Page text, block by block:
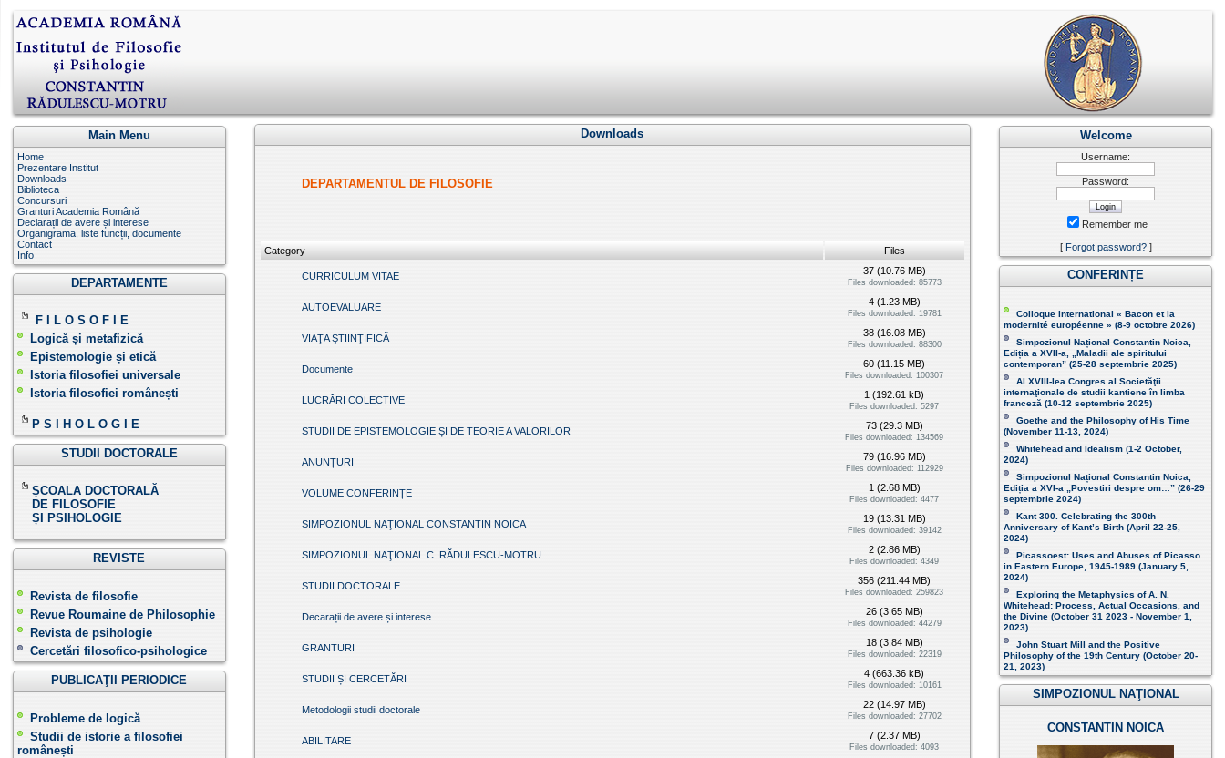
Main Menu
Home
Prezentare Institut
Downloads
Biblioteca
Concursuri
Granturi Academia Română
Declarații de avere și interese
Organigrama, liste funcții, documente
Contact
Info
DEPARTAMENTE
F I L O S O F I E
Logică și metafizică
Epistemologie și etică
Istoria filosofiei universale
Istoria filosofiei românești
P S I H O L O G I E
STUDII DOCTORALE
ȘCOALA DOCTORALĂ
DE FILOSOFIE
ȘI PSIHOLOGIE
REVISTE
Revista de filosofie
Revue Roumaine de Philosophie
Revista de psihologie
Cercetări filosofico-psihologice
PUBLICAŢII PERIODICE
Probleme de logică
Studii de istorie a filosofiei
românești
Welcome
Username:
Password:
Remember me
[ Forgot password?]
CONFERINȚE
Colloque international « Bacon et la
modernité européenne » (8-9 octobre 2026 )
Simpozionul Național Constantin Noica,
Ediția a XVII-a, „Maladii ale spiritului
contemporan ” (25-28 septembrie 2025 )
Al XVIII-lea Congres al Societăţii
internaţionale de studii kantiene în limba
franceză (10-12 septembrie 2025)
Goethe and the Philosophy of His Time
(November 11-13, 2024 )
Whitehead and Idealism (1-2 October,
2024)
Simpozionul Național Constantin Noica,
Ediția a XVI-a „Povestiri despre om…” (26-29
septembrie 2024)
Kant 300. Celebrating the 300th
Anniversary of Kant’s Birth (April 22-25,
2024)
Picassoest: Uses and Abuses of Picasso
in Eastern Europe, 1945-1989 (January 5,
2024)
Exploring the Metaphysics of A. N.
Whitehead: Process, Actual Occasions, and
the Divine (October 31 2023 - November 1,
2023)
John Stuart Mill and the Positive
Philosophy of the 19th Century (October 20-
21, 2023 )
SIMPOZIONUL NAŢIONAL
CONSTANTIN NOICA
Downloads
DEPARTAMENTUL DE FILOSOFIE
Category Files
CURRICULUM VITAE 37 (10.76 MB)
Files downloaded: 85773
AUTOEVALUARE 4 (1.23 MB)
Files downloaded: 19781
VIAŢA ŞTIINŢIFICĂ 38 (16.08 MB)
Files downloaded: 88300
Documente 60 (11.15 MB)
Files downloaded: 100307
LUCRĂRI COLECTIVE 1 (192.61 kB)
Files downloaded: 5297
STUDII DE EPISTEMOLOGIE ȘI DE TEORIE A VALORILOR 73 (29.3 MB)
Files downloaded: 134569
ANUNȚURI 79 (16.96 MB)
Files downloaded: 112929
VOLUME CONFERINȚE 1 (2.68 MB)
Files downloaded: 4477
SIMPOZIONUL NAŢIONAL CONSTANTIN NOICA 19 (13.31 MB)
Files downloaded: 39142
SIMPOZIONUL NAŢIONAL C. RĂDULESCU-MOTRU 2 (2.86 MB)
Files downloaded: 4349
STUDII DOCTORALE 356 (211.44 MB)
Files downloaded: 259823
Decarații de avere și interese 26 (3.65 MB)
Files downloaded: 44279
GRANTURI 18 (3.84 MB)
Files downloaded: 22319
STUDII ȘI CERCETĂRI 4 (663.36 kB)
Files downloaded: 10161
Metodologii studii doctorale 22 (14.97 MB)
Files downloaded: 27702
ABILITARE 7 (2.37 MB)
Files downloaded: 4093